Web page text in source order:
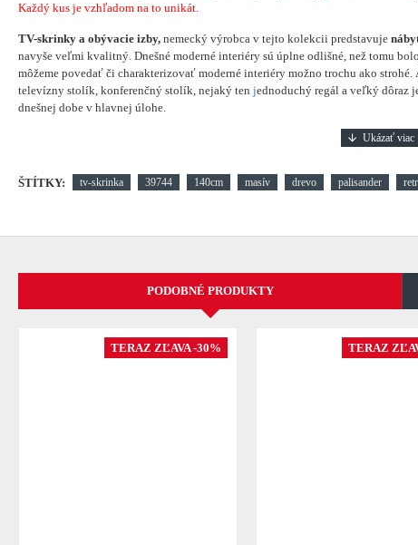
Každý kus je vzhľadom na to unikát.
TV-skrinky a obývacie izby, nemecký výrobca v tejto kolekcii predstavuje
navyše veľmi kvalitný. Dnešné moderné interiéry sú úplne odlišné, než tomu
môžeme povedať či charakterizovať moderné interiéry možno trochu ako
televízny stolík, konferenčný stolík, nejaký ten jednoduchý regál a veľký dôraz
dnešnej dobe v hlavnej úlohe.
ŠTÍTKY: tv-skrinka 39744 140cm masív drevo palisander
PODOBNÉ PRODUKTY
TERAZ ZĽAVA -30% TERAZ